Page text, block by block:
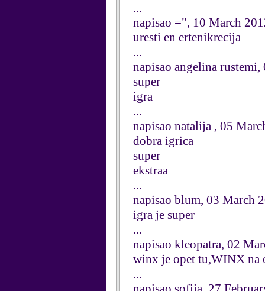
...
napisao =", 10 March
uresti en ertenikrecija
...
napisao angelina
super
igra
...
napisao natalija , 05
dobra igrica
super
ekstraa
...
napisao blum, 03 March
igra je super
...
napisao kleopatra, 02
winx je opet tu,WINX na
...